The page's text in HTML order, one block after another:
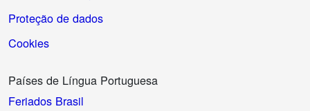
Proteção de dados
Cookies
Países de Língua Portuguesa
Feriados Brasil